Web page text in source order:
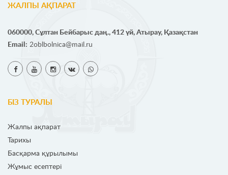
ЖАЛПЫ АҚПАРАТ
060000, Сұлтан Бейбарыс даң., 412 үй, Атырау, Қазақстан
Email: 2oblbolnica@mail.ru
БІЗ ТУРАЛЫ
Жалпы ақпарат
Тарихы
Басқарма құрылымы
Жұмыс есептері